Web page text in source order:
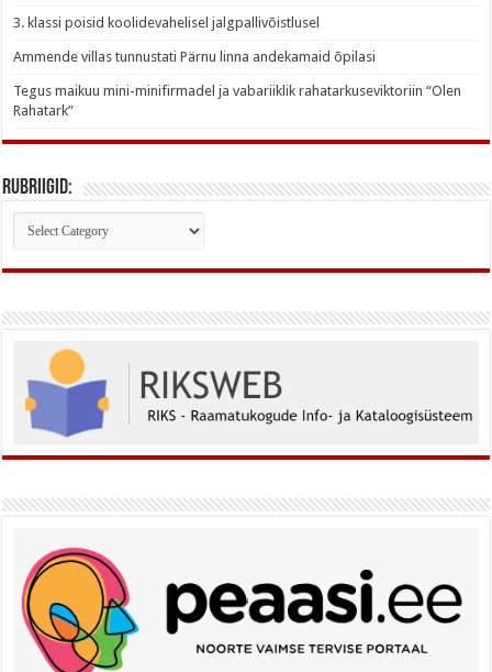
3. klassi poisid koolidevahelisel jalgpallivõistlusel
Ammende villas tunnustati Pärnu linna andekamaid õpilasi
Tegus maikuu mini-minifirmadel ja vabariiklik rahatarkuseviktoriin “Olen
Rahatark”
Rubriigid:
Rubriigid: